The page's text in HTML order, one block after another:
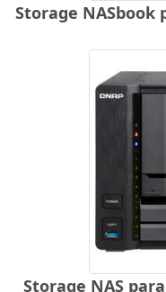
Storage NASbook
Storage NAS